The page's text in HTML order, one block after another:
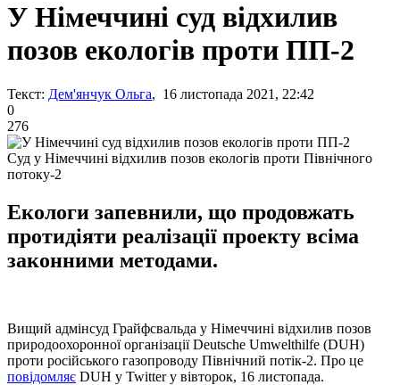
У Німеччині суд відхилив
позов екологів проти ПП-2
Текст: Дем'янчук Ольга, 16 листопада 2021, 22:42
0
276
Суд у Німеччині відхилив позов екологів проти Північного
потоку-2
Екологи запевнили, що продовжать
протидіяти реалізації проекту всіма
законними методами.
Вищий адмінсуд Грайфсвальда у Німеччині відхилив позов
природоохоронної організації Deutsche Umwelthilfe (DUH)
проти російського газопроводу Північний потік-2. Про це
повідомляє DUH у Twitter у вівторок, 16 листопада.